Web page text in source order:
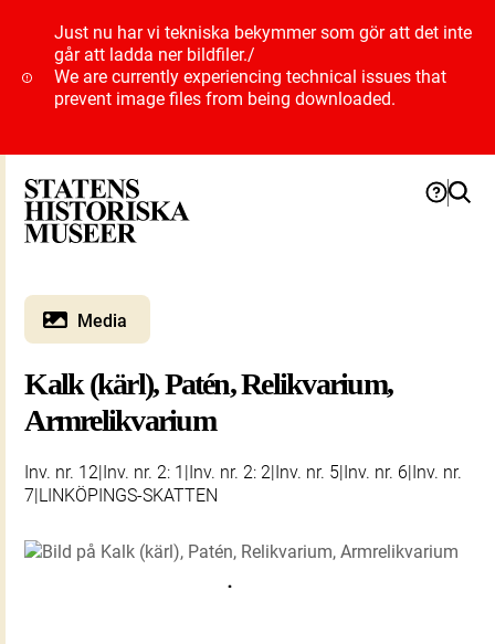
Just nu har vi tekniska bekymmer som gör att det inte
går att ladda ner bildfiler./
We are currently experiencing technical issues that
prevent image files from being downloaded.
Media
Kalk (kärl), Patén, Relikvarium,
Armrelikvarium
Inv. nr. 12|Inv. nr. 2: 1|Inv. nr. 2: 2|Inv. nr. 5|Inv. nr. 6|Inv. nr.
7|LINKÖPINGS-SKATTEN